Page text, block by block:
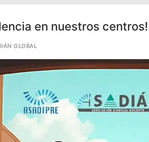
en nuestros centros!
GLOBAL